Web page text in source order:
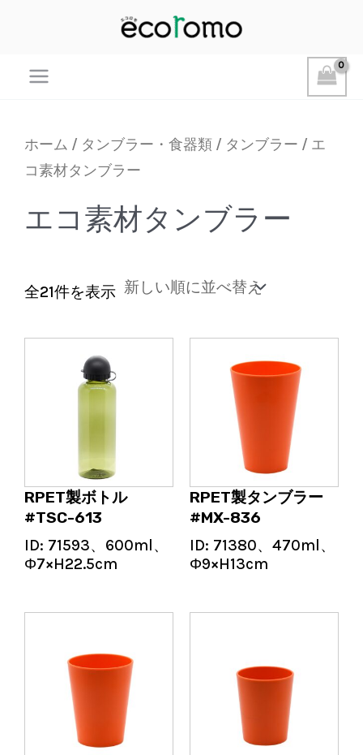
Menu
ホーム / タンブラー・食器類 / タンブラー / エ
コ素材タンブラー
エコ素材タンブラー
全21件を表示新
順
RPET製ボトル
#TSC-613
ID: 71593、600ml、
Φ7×H22.5cm
RPET製タンブラー
#MX-836
ID: 71380、470ml、
Φ9×H13cm